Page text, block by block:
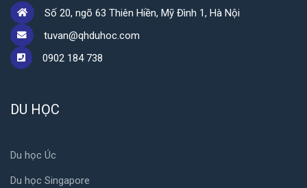
Số 20, ngõ 63 Thiên Hiền, Mỹ Đình 1, Hà Nội
tuvan@qhduhoc.com
0902 184 738
DU HỌC
Du học Úc
Du học Singapore